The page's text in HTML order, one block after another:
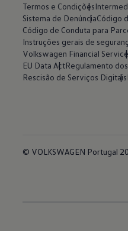
Termos e Condições
Sistema de DenúnciaCódigo
Código de Conduta para
Instruções gerais de
Volkswagen Financial
EU Data ActRegulamento
Rescisão de Serviços Digitais
© VOLKSWAGEN Portugal